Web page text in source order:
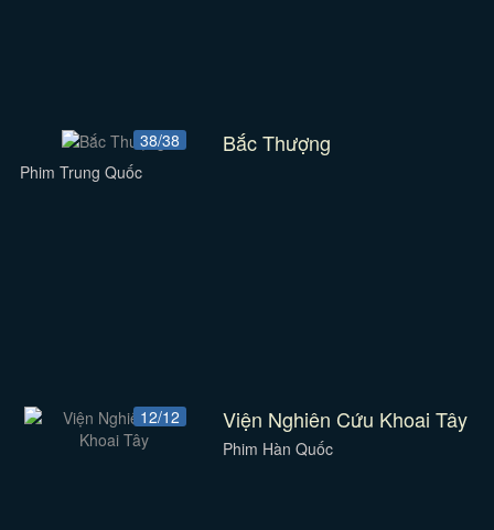
38/38 Bắc Thượng
Phim Trung Quốc
12/12 Viện Nghiên Cứu Khoai Tây
Phim Hàn Quốc